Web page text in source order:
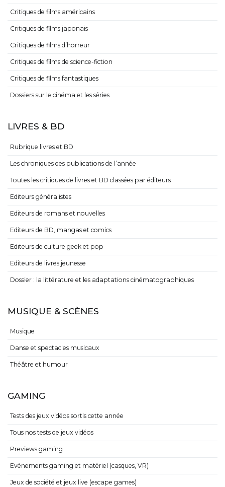
Critiques de films américains
Critiques de films japonais
Critiques de films d’horreur
Critiques de films de science-fiction
Critiques de films fantastiques
Dossiers sur le cinéma et les séries
LIVRES & BD
Rubrique livres et BD
Les chroniques des publications de l’année
Toutes les critiques de livres et BD classées par éditeurs
Editeurs généralistes
Editeurs de romans et nouvelles
Editeurs de BD, mangas et comics
Editeurs de culture geek et pop
Editeurs de livres jeunesse
Dossier : la littérature et les adaptations cinématographiques
MUSIQUE & SCÈNES
Musique
Danse et spectacles musicaux
Théâtre et humour
GAMING
Tests des jeux vidéos sortis cette année
Tous nos tests de jeux vidéos
Previews gaming
Evénements gaming et matériel (casques, VR)
Jeux de société et jeux live (escape games)